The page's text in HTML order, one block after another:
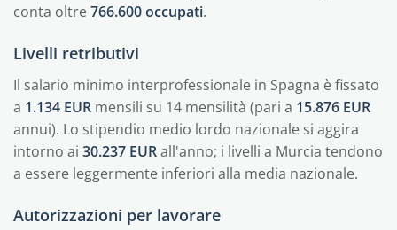
conta oltre766.600 occupati.
Livelli retributivi
Il salario minimo interprofessionale in Spagna è fissato
a 1.134 EUR mensili su 14 mensilità (pari a 15.876 EUR
annui). Lo stipendio medio lordo nazionale si aggira
intorno ai 30.237 EURall'anno; i livelli a Murcia tendono
a essere leggermente inferiori alla media nazionale.
Autorizzazioni per lavorare